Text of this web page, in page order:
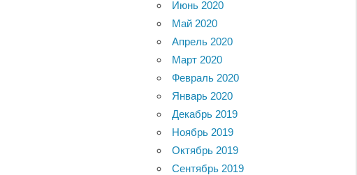
Июнь 2020
Май 2020
Апрель 2020
Март 2020
Февраль 2020
Январь 2020
Декабрь 2019
Ноябрь 2019
Октябрь 2019
Сентябрь 2019